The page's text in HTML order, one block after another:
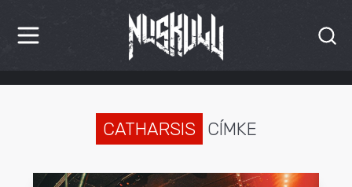
HÍREK
CATHARSIS CÍMKE